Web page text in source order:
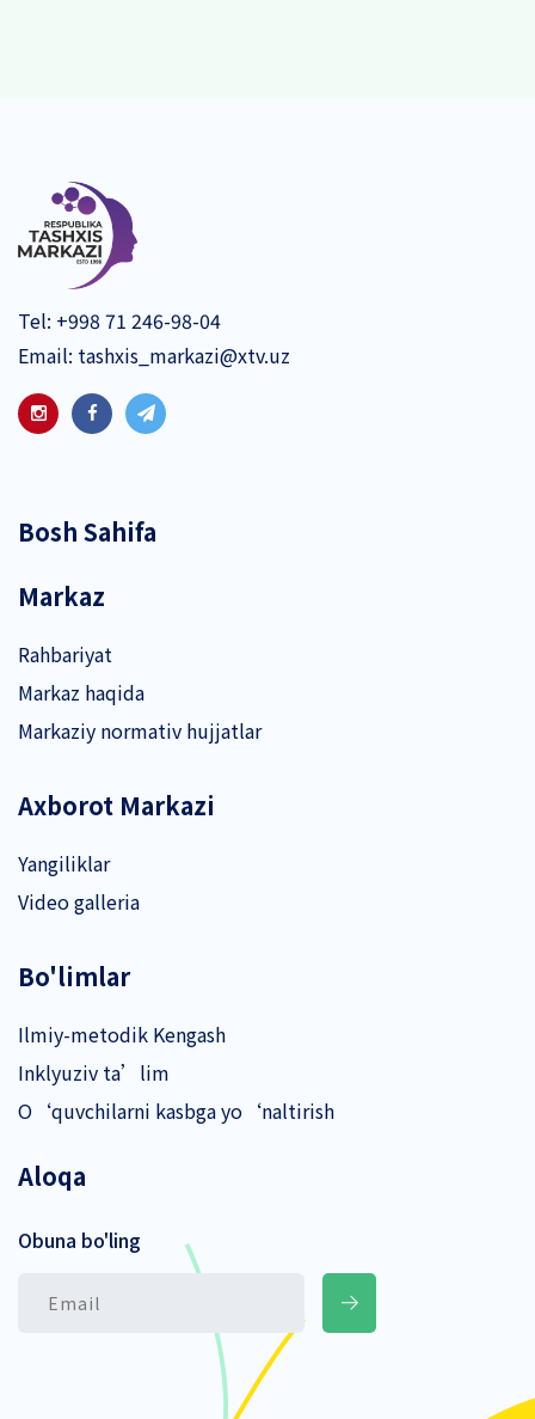
Tel: +998 71 246-98-04
Email: tashxis_markazi@xtv.uz
Bosh Sahifa
Markaz
Rahbariyat
Markaz haqida
Markaziy normativ hujjatlar
Axborot Markazi
Yangiliklar
Video galleria
Bo'limlar
Ilmiy-metodik Kengash
Inklyuziv ta’lim
O‘quvchilarni kasbga yo‘naltirish
Aloqa
Obuna bo'ling